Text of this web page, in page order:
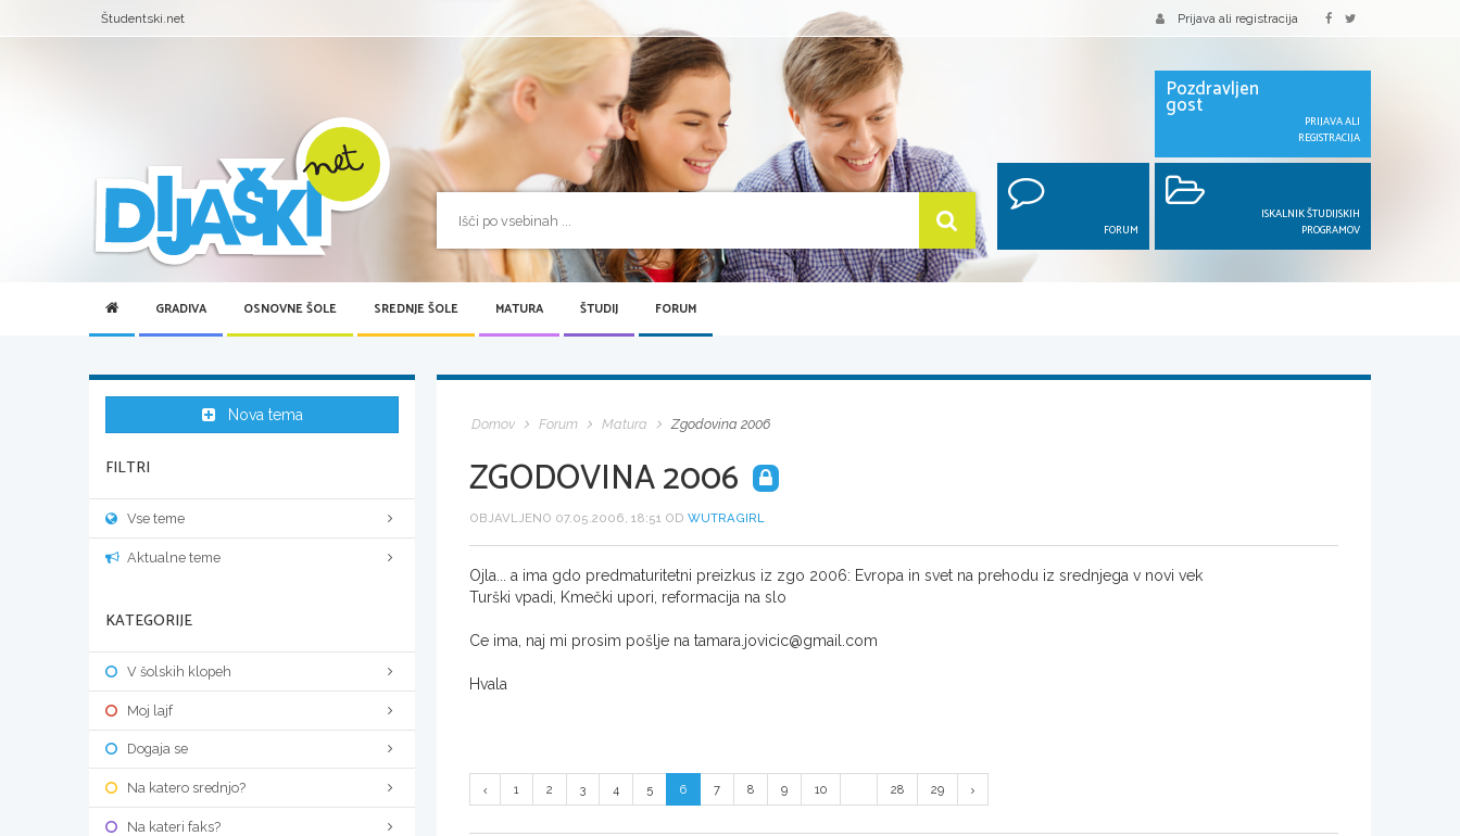
Študentski.net Prijava ali registracija
Pozdravljen
gost
PRIJAVA ALI
REGISTRACIJA
FORUM
ISKALNIK ŠTUDIJSKIH
PROGRAMOV
GRADIVA OSNOVNE ŠOLE SREDNJE ŠOLE MATURA ŠTUDIJ FORUM
Domov Forum Matura Zgodovina 2006
ZGODOVINA 2006
OBJAVLJENO 07.05.2006, 18:51 OD WUTRAGIRL
Ojla... a ima gdo predmaturitetni preizkus iz zgo 2006: Evropa in svet na prehodu iz srednjega v novi vek
Turški vpadi, Kmečki upori, reformacija na slo
Ce ima, naj mi prosim pošlje na tamara.jovicic@gmail.com
Hvala
1 2 3 4 5 6 7 8 9 10 28 29
Nova tema
FILTRI
Vse teme
Aktualne teme
KATEGORIJE
V šolskih klopeh
Moj lajf
Dogaja se
Na katero srednjo?
Na kateri faks?